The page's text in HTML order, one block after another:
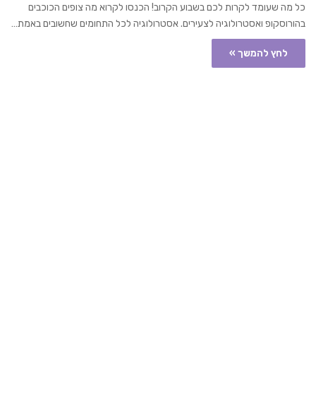
כל מה שעומד לקרות לכם בשבוע הקרוב! הכנסו לקרוא מה צופים הכוכבים
בהורוסקופ ואסטרולוגיה לצעירים. אסטרולוגיה לכל התחומים שחשובים באמת…
לחץ להמשך »